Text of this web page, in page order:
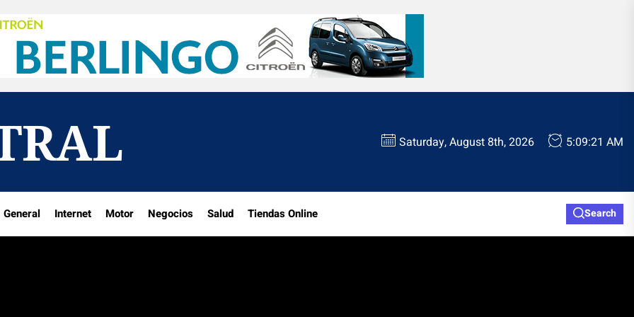
Saturday, August 8th, 2026 5:09:22 AM
General Internet Motor Negocios Salud Tiendas Online Search